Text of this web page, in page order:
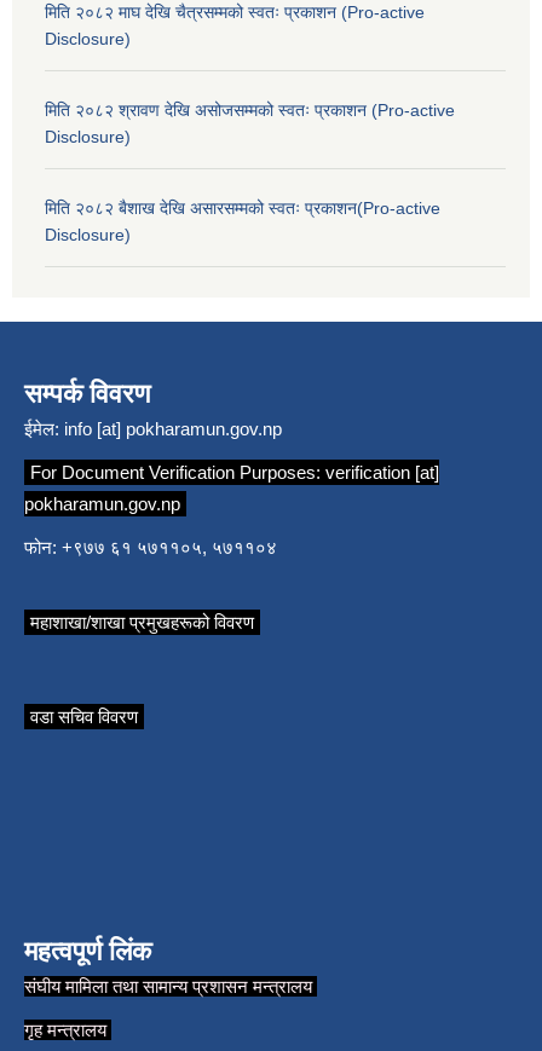
मिति २०८२ माघ देखि चैत्रसम्मको स्वतः प्रकाशन (Pro-active
Disclosure)
मिति २०८२ श्रावण देखि असोजसम्मको स्वतः प्रकाशन (Pro-active
Disclosure)
मिति २०८२ बैशाख देखि असारसम्मको स्वतः प्रकाशन(Pro-active
Disclosure)
सम्पर्क विवरण
ईमेल: info [at] pokharamun.gov.np
For Document Verification Purposes: verification [at]
pokharamun.gov.np
फोन: +९७७ ६१ ५७११०५, ५७११०४
महाशाखा/शाखा प्रमुखहरूको विवरण
वडा सचिव विवरण
महत्वपूर्ण लिंक
संघीय मामिला तथा सामान्य प्रशासन मन्त्रालय
गृह मन्त्रालय